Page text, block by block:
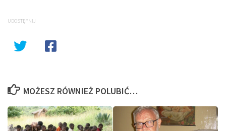
UDOSTĘPNIJ
MOŻESZ RÓWNIEŻ POLUBIĆ…